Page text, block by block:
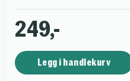
bildebok for både barn og
kunstneren Ludvik Glazer-
249,-
Legg i handlekurv